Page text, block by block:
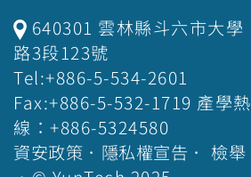
640301 雲林縣斗六市大學
路3段123號
Tel:+886-5-534-2601
Fax:+886-5-532-1719 產學熱
線：+886-5324580
資安政策 ． 隱私權宣告 ． 檢舉